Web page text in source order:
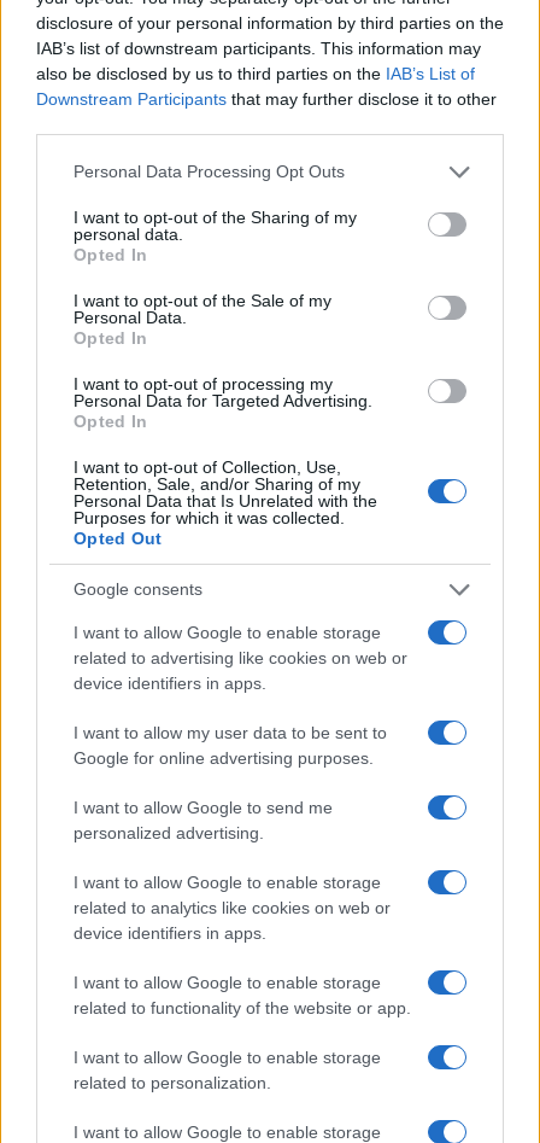
disclosure of your personal information by third parties on the
IAB’s list of downstream participants. This information may
also be disclosed by us to third parties on the IAB’s List of
Downstream Participants that may further disclose it to other
Please note that this website/app uses one or more Google
not limited to your visit or usage behaviour. You may click to
grant or deny consent to Google and its third-party tags to
use your data for below specified purposes in below Google
consent section.
Personal Data Processing Opt Outs
I want to opt-out of the Sharing of my
personal data.
Opted In
I want to opt-out of the Sale of my
Personal Data.
Opted In
I want to opt-out of processing my
Personal Data for Targeted Advertising.
Opted In
I want to opt-out of Collection, Use,
Retention, Sale, and/or Sharing of my
Personal Data that Is Unrelated with the
Purposes for which it was collected.
Opted Out
Google consents
I want to allow Google to enable storage
related to advertising like cookies on web or
device identifiers in apps.
I want to allow my user data to be sent to
Google for online advertising purposes.
I want to allow Google to send me
personalized advertising.
I want to allow Google to enable storage
related to analytics like cookies on web or
device identifiers in apps.
I want to allow Google to enable storage
related to functionality of the website or app.
I want to allow Google to enable storage
related to personalization.
I want to allow Google to enable storage
prepararsi per queste nuove sfide. Cosa faranno
per dimostrare il loro impegno verso un futuro
sostenibile? La risposta potrebbe sorprenderti!
AUTORE
Continua a leggere
ESG NEWS